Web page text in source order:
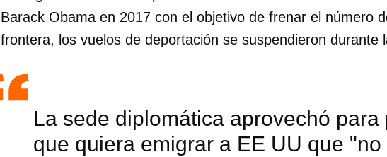
Barack Obama en 2017 con el objetivo de frenar el número
frontera, los vuelos de deportación se suspendieron durante
La sede diplomática aprovechó para
que quiera emigrar a EE UU que